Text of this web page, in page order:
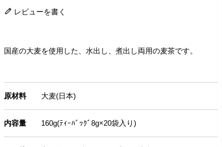
レビューを書く
国産の大麦を使用した、水出し、煮出し両用の麦茶です。
原材料 大麦(日本)
内容量 160g(ﾃｨｰﾊﾞｯｸﾞ8g×20袋入り)